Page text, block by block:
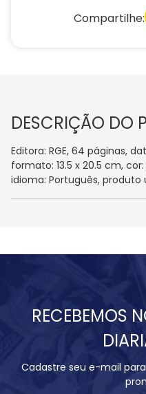
Compartilhe:
DESCRIÇÃO DO
Editora: RGE, 64 páginas,
formato: 13.5 x 20.5 cm,
idioma: Português, produto
RECEBEMOS
Cadastre seu e-mail